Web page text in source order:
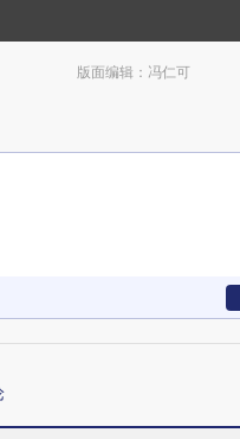
版面编辑：冯仁可